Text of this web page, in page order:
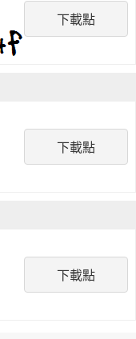
下載點
下載點
下載點